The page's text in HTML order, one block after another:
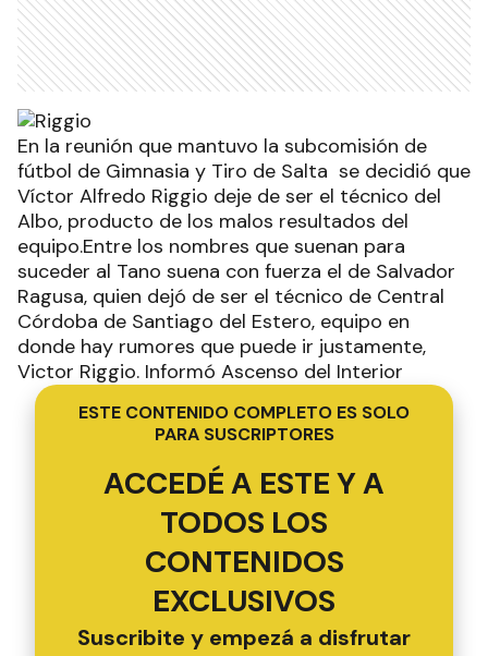
En la reunión que mantuvo la subcomisión de
fútbol de Gimnasia y Tiro de Salta se decidió que
Víctor Alfredo Riggio deje de ser el técnico del
Albo, producto de los malos resultados del
equipo.Entre los nombres que suenan para
suceder al Tano suena con fuerza el de Salvador
Ragusa, quien dejó de ser el técnico de Central
Córdoba de Santiago del Estero, equipo en
donde hay rumores que puede ir justamente,
Victor Riggio. Informó Ascenso del Interior
ESTE CONTENIDO COMPLETO ES SOLO
PARA SUSCRIPTORES
ACCEDÉ A ESTE Y A
TODOS LOS
CONTENIDOS
EXCLUSIVOS
Suscribite y empezá a disfrutar